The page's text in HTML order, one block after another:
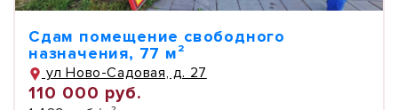
Сдам помещение свободного
назначения, 77 м²
ул Ново-Садовая, д. 27
110 000 руб.